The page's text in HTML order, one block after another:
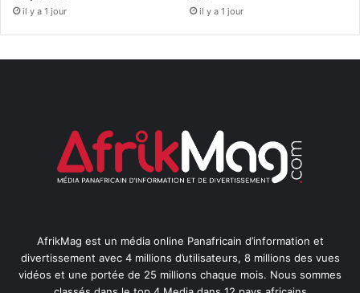
il y a 1 jour il y a 1 jour
AfrikMag est un média online Panafricain d’information et
divertissement avec 4 millions d’utilisateurs, 8 millions des vues
vidéos et une portée de 25 millions chaque mois. Nous sommes